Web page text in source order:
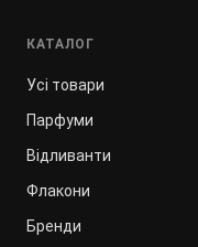
КАТАЛОГ
Усі товари
Парфуми
Відливанти
Флакони
Бренди